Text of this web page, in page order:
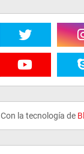
Con la tecnología de